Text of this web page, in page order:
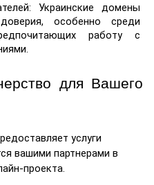
Украинские домены
особенно среди
работу с
для Вашего
услуги
вашими партнерами в
проекта.